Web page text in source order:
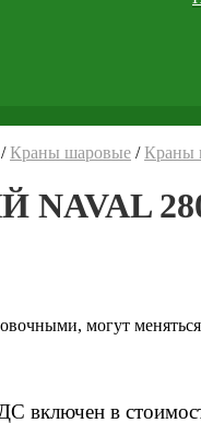
/Краны шаровые /Краны
могут
включен в